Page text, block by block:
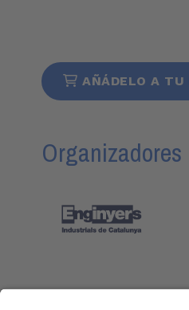
AÑÁDELO A TU
Organizadores